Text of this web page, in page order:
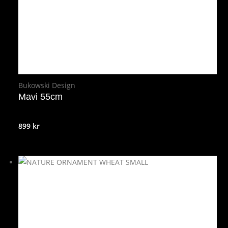
Bukowski Design
Mavi 55cm
899 kr